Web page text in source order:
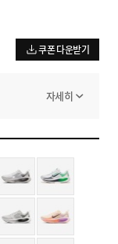
쿠폰 다운받기
자세히